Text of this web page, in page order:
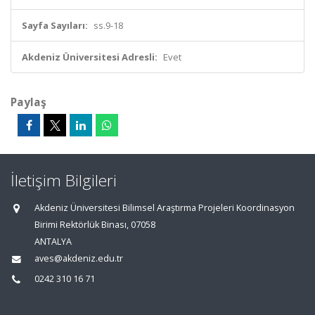
Sayfa Sayıları: ss.9-18
Akdeniz Üniversitesi Adresli: Evet
Paylaş
İletişim Bilgileri
Akdeniz Üniversitesi Bilimsel Araştırma Projeleri Koordinasyon
Birimi Rektörlük Binası, 07058
ANTALYA
aves@akdeniz.edu.tr
0242 310 16 71